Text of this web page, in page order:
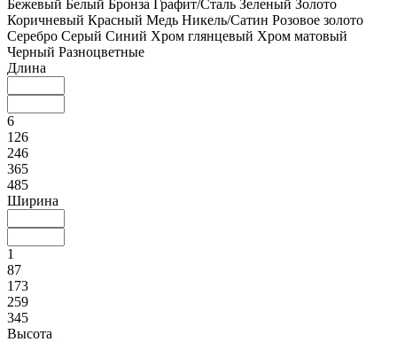
Бежевый Белый Бронза Графит/Сталь Зеленый Золото
Коричневый Красный Медь Никель/Сатин Розовое золото
Серебро Серый Синий Хром глянцевый Хром матовый
Черный Разноцветные
Длина
6
126
246
365
485
Ширина
1
87
173
259
345
Высота